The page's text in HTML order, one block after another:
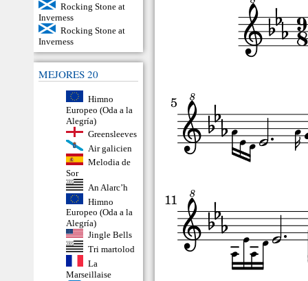
Rocking Stone at
Inverness
Rocking Stone at
Inverness
MEJORES 20
Himno
Europeo (Oda a la
Alegría)
Greensleeves
Air galicien
Melodia de
Sor
An Alarc’h
Himno
Europeo (Oda a la
Alegría)
Jingle Bells
Tri martolod
La
Marseillaise